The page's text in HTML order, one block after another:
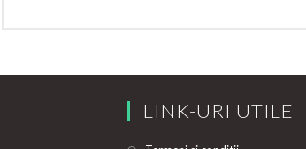
LINK-URI UTILE